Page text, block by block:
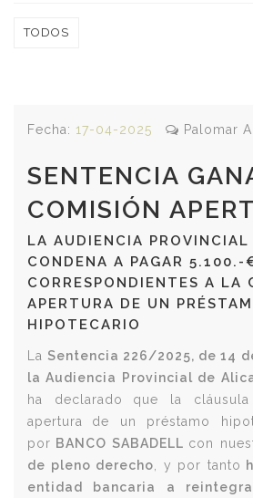
TODOS
Fecha: 17-04-2025 Palomar
SENTENCIA
COMISIÓN
LA AUDIENCIA
CONDENA A PAGAR 5.100.-
CORRESPONDIENTES A LA
APERTURA DE UN
HIPOTECARIO
La Sentencia 226/2025, de 14
la Audiencia Provincial de
ha declarado
que la
apertura
de un préstamo
por BANCO SABADELL con
de pleno derecho , y por tanto
entidad bancaria a